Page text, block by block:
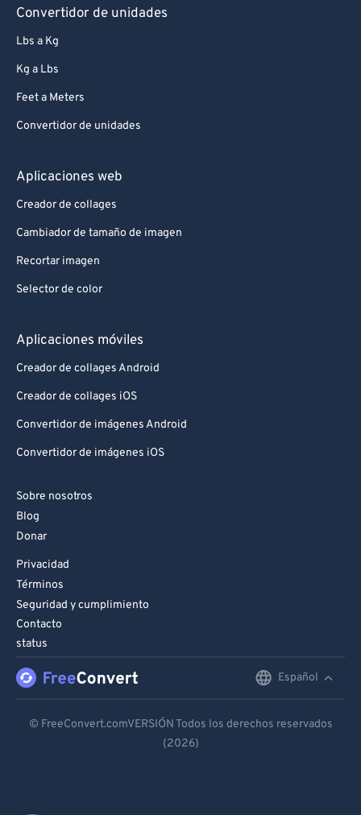
Convertidor de unidades
Lbs a Kg
Kg a Lbs
Feet a Meters
Convertidor de unidades
Aplicaciones web
Creador de collages
Cambiador de tamaño de imagen
Recortar imagen
Selector de color
Aplicaciones móviles
Creador de collages Android
Creador de collages iOS
Convertidor de imágenes Android
Convertidor de imágenes iOS
Sobre nosotros
Blog
Donar
Privacidad
Términos
Seguridad y cumplimiento
Contacto
status
Español
Español
© FreeConvert.comVERSIÓN Todos los derechos reservados
(2026)